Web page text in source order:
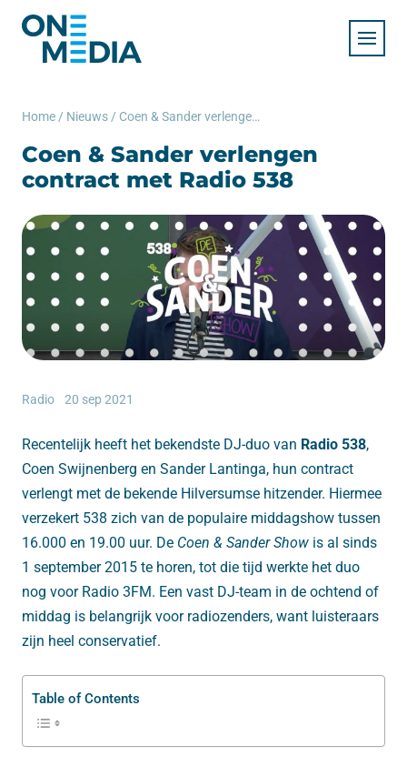
Home / Nieuws / Coen & Sander verlengen contract met Radio 538
Coen & Sander verlengen
contract met Radio 538
Radio 20 sep 2021
Recentelijk heeft het bekendste DJ-duo van Radio 538,
Coen Swijnenberg en Sander Lantinga, hun contract
verlengt met de bekende Hilversumse hitzender. Hiermee
verzekert 538 zich van de populaire middagshow tussen
16.000 en 19.00 uur. De Coen & Sander Show is al sinds
1 september 2015 te horen, tot die tijd werkte het duo
nog voor Radio 3FM. Een vast DJ-team in de ochtend of
middag is belangrijk voor radiozenders, want luisteraars
zijn heel conservatief.
Table of Contents